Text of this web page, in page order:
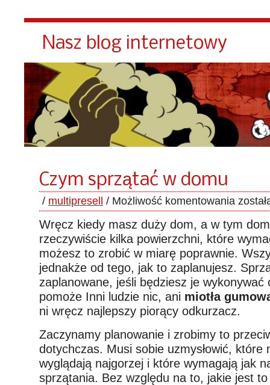
Nasz blog internetowy
Czym sprzątać w domu
/ multipresell / Możliwość komentowania
Wręcz kiedy masz duży dom, a w tym
rzeczywiście kilka powierzchni, które
możesz to zrobić w miarę poprawnie.
jednakże od tego, jak to zaplanujesz.
zaplanowane, jeśli będziesz je wykonywać
pomoże Inni ludzie nic, ani miotła
ni wręcz najlepszy piorący odkurzacz.
Zaczynamy planowanie i zrobimy to
dotychczas. Musi sobie uzmysłowić, które
wyglądają najgorzej i które wymagają jak
sprzątania. Bez względu na to, jakie jest